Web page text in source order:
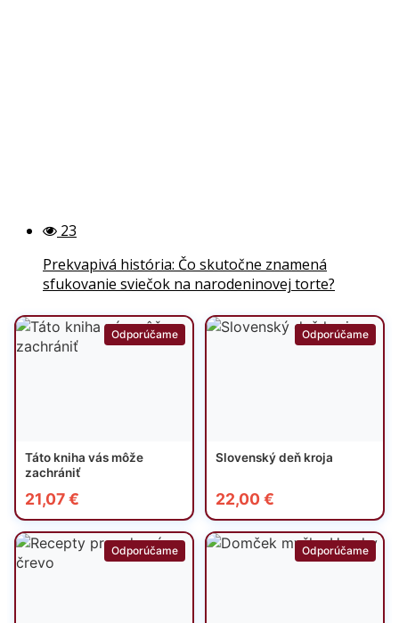
23
Prekvapivá história: Čo skutočne znamená
sfukovanie sviečok na narodeninovej torte?